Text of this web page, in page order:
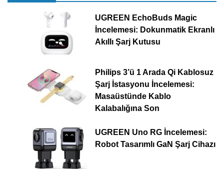
UGREEN EchoBuds Magic
İncelemesi: Dokunmatik Ekranlı
Akıllı Şarj Kutusu
Philips 3’ü 1 Arada Qi Kablosuz
Şarj İstasyonu İncelemesi:
Masaüstünde Kablo
Kalabalığına Son
UGREEN Uno RG İncelemesi:
Robot Tasarımlı GaN Şarj Cihazı